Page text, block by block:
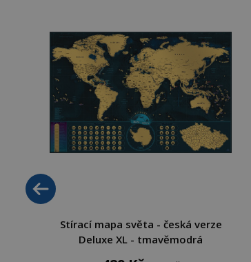
Stírací mapa světa - česká verze
Deluxe XL - tmavěmodrá